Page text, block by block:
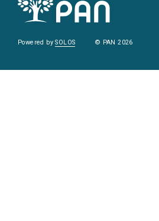
Powered bySOLOS © PAN 2026